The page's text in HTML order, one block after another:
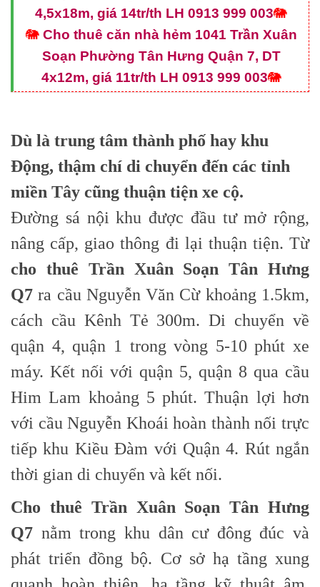
4,5x18m, giá 14tr/th LH 0913 999 003🐘
🐘 Cho thuê căn nhà hẻm 1041 Trần Xuân
Soạn Phường Tân Hưng Quận 7, DT
4x12m, giá 11tr/th LH 0913 999 003🐘
Dù là trung tâm thành phố hay khu
Động, thậm chí di chuyển đến các tỉnh
miền Tây cũng thuận tiện xe cộ.
Đường sá nội khu được đầu tư mở rộng,
nâng cấp, giao thông đi lại thuận tiện. Từ
cho thuê Trần Xuân Soạn Tân Hưng
Q7 ra cầu Nguyễn Văn Cừ khoảng 1.5km,
cách cầu Kênh Tẻ 300m. Di chuyển về
quận 4, quận 1 trong vòng 5-10 phút xe
máy. Kết nối với quận 5, quận 8 qua cầu
Him Lam khoảng 5 phút. Thuận lợi hơn
với cầu Nguyễn Khoái hoàn thành nối trực
tiếp khu Kiều Đàm với Quận 4. Rút ngắn
thời gian di chuyển và kết nối.
Cho thuê Trần Xuân Soạn Tân Hưng
Q7 nằm trong khu dân cư đông đúc và
phát triển đồng bộ. Cơ sở hạ tầng xung